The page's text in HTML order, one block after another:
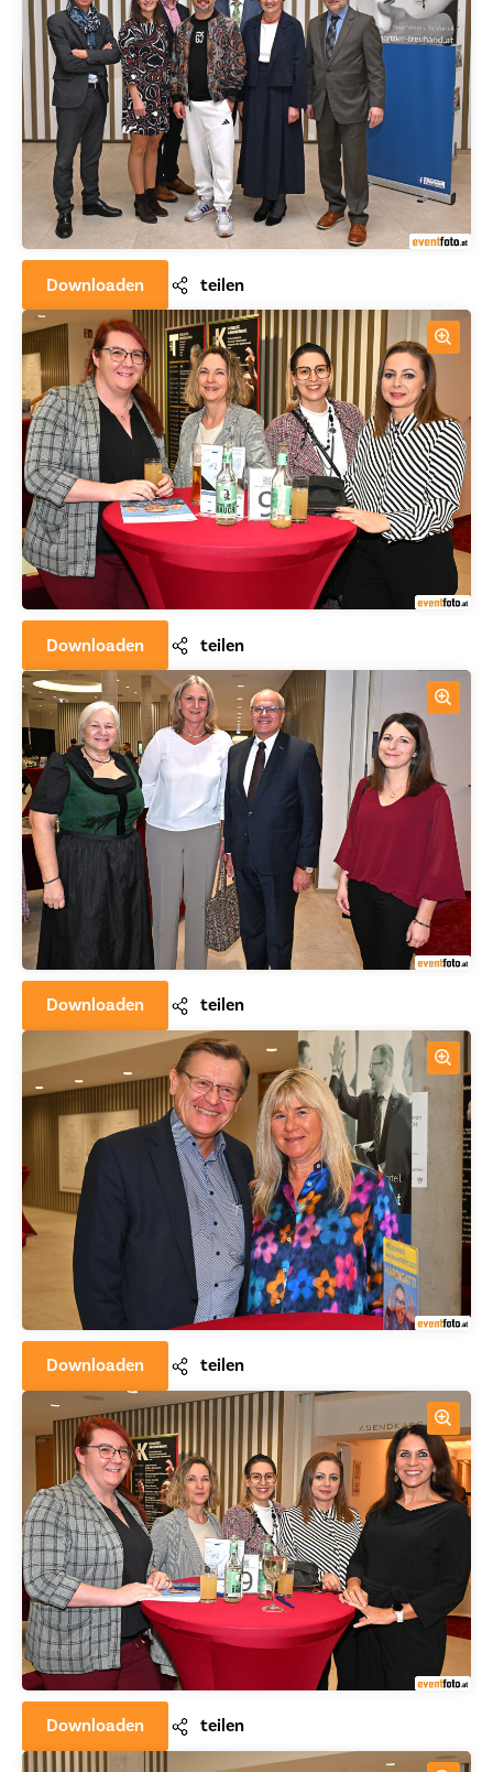
Downloaden teilen
Downloaden teilen
Downloaden teilen
Downloaden teilen
Downloaden teilen